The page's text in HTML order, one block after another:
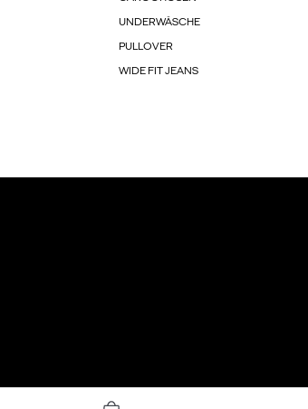
UNDERWÄSCHE
PULLOVER
WIDE FIT JEANS